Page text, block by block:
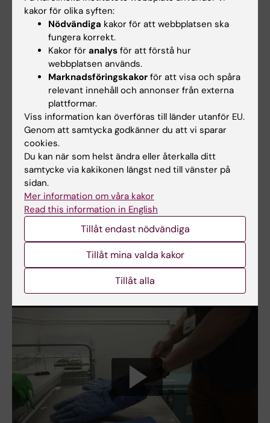
Niklas Björkström
är född i Kalmar 1982. Han tog
läkarexamen vid Karolinska Institutet 2010,
disputerade vid samma lärosäte 2011 och fick sin
läkarlegitimation 2013.
2011–2012 gjorde han postdoc vid National
Institutes of Health, Bethesda, USA. Han blev
docent 2016.
Som kliniker är han sedan 2010 verksam vid
Karolinska Universitetssjukhuset – idag som
specialistläkare inom klinisk mikrobiologi.
Niklas Björkström har anställts som professor i
klinisk mikrobiologi med inriktning mot
immunvirologi vid Karolinska Institutet från 1 juli
2023.
Se en film
kakor för olika syften:
Nödvändiga kakor för att webbplatsen ska
fungera korrekt.
Kakor för analys för att förstå hur
webbplatsen används.
Marknadsföringskakor för att visa och spåra
relevant innehåll och annonser från externa
plattformar.
Viss information kan överföras till länder utanför EU.
Genom att samtycka godkänner du att vi sparar
cookies.
Du kan när som helst ändra eller återkalla ditt
samtycke via kakikonen längst ned till vänster på
sidan.
Mer information om våra kakor
Read this information in English
Tillåt endast nödvändiga
Tillåt mina valda kakor
Tillåt alla